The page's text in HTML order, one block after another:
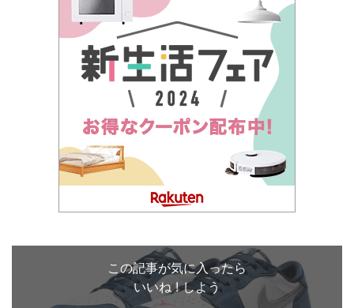
この記事が気に入ったら
いいね ! しよう